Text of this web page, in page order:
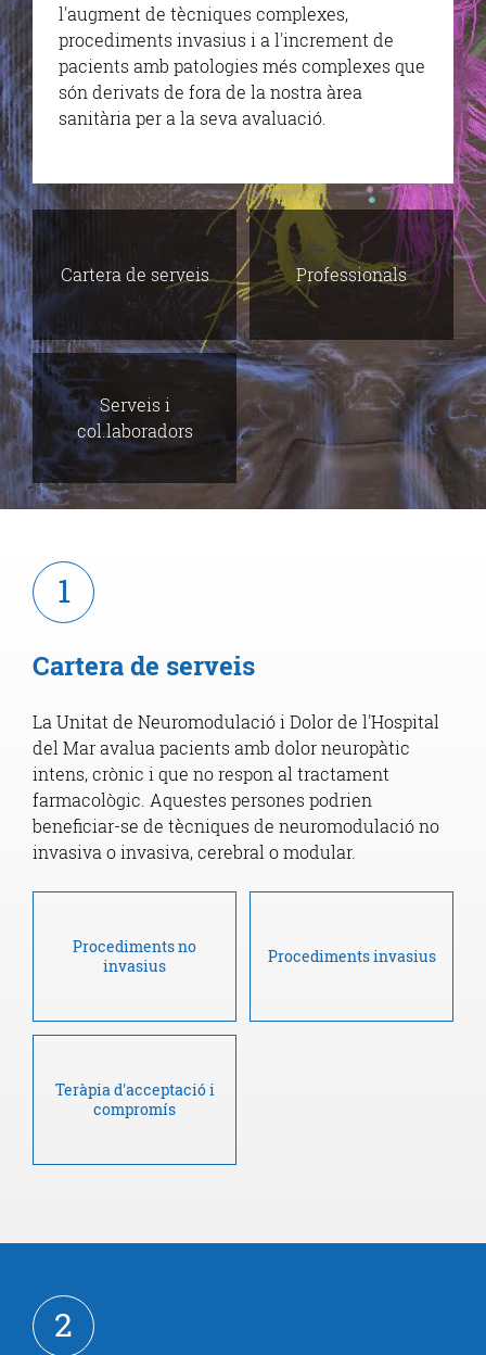
l'augment de tècniques complexes,
procediments invasius i a l'increment de
pacients amb patologies més complexes que
són derivats de fora de la nostra àrea
sanitària per a la seva avaluació.
Cartera de serveis Professionals
Serveis i
col.laboradors
1
Cartera de serveis
La Unitat de Neuromodulació i Dolor de l'Hospital
del Mar avalua pacients amb dolor neuropàtic
intens, crònic i que no respon al tractament
farmacològic. Aquestes persones podrien
beneficiar-se de tècniques de neuromodulació no
invasiva o invasiva, cerebral o modular.
Procediments no
invasius
Procediments invasius
Teràpia d'acceptació i
compromís
2